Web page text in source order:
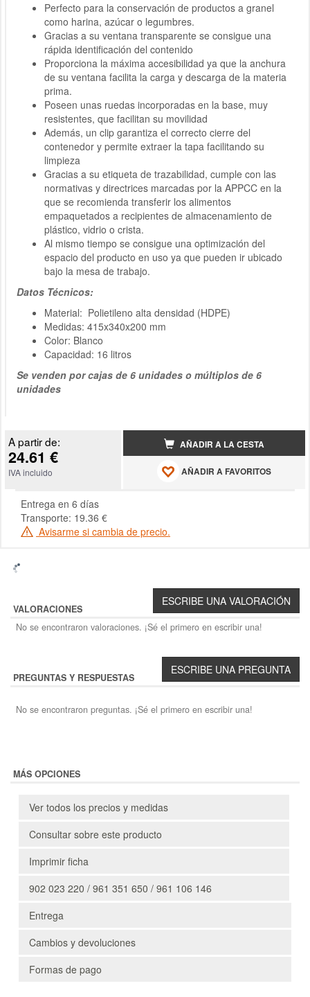
Perfecto para la conservación de productos a granel
como harina, azúcar o legumbres.
Gracias a su ventana transparente se consigue una
rápida identificación del contenido
Proporciona la máxima accesibilidad ya que la anchura
de su ventana facilita la carga y descarga de la materia
prima.
Poseen unas ruedas incorporadas en la base, muy
resistentes, que facilitan su movilidad
Además, un clip garantiza el correcto cierre del
contenedor y permite extraer la tapa facilitando su
limpieza
Gracias a su etiqueta de trazabilidad, cumple con las
normativas y directrices marcadas por la APPCC en la
que se recomienda transferir los alimentos
empaquetados a recipientes de almacenamiento de
plástico, vidrio o crista.
Al mismo tiempo se consigue una optimización del
espacio del producto en uso ya que pueden ir ubicado
bajo la mesa de trabajo.
Datos Técnicos:
Material: Polietileno alta densidad (HDPE)
Medidas: 415x340x200 mm
Color: Blanco
Capacidad: 16 litros
Se venden por cajas de 6 unidades o múltiplos de 6
unidades
A partir de:
24.61 €
IVA incluido
AÑADIR A LA CESTA
AÑADIR A FAVORITOS
Entrega en 6 días
Transporte: 19.36 €
Avisarme si cambia de precio.
VALORACIONES
No se encontraron valoraciones. ¡Sé el primero en escribir una!
PREGUNTAS Y RESPUESTAS
No se encontraron preguntas. ¡Sé el primero en escribir una!
MÁS OPCIONES
Ver todos los precios y medidas
Consultar sobre este producto
Imprimir ficha
902 023 220 / 961 351 650 / 961 106 146
Entrega
Cambios y devoluciones
Formas de pago